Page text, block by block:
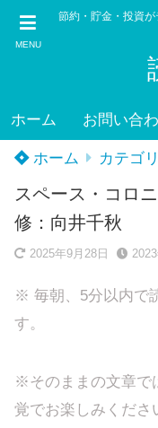
MENU
節約・貯金・投資
ホーム お問い合
ホーム カテゴ
スペース・コロ
修：向井千秋
2025年9月28日
※ 毎朝、5分以内で
す。
※そのままの文章で
覚でお楽しみくださ